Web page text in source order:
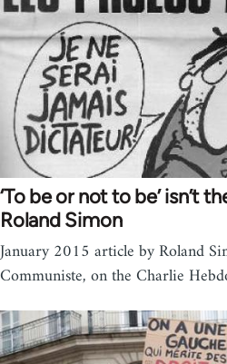
‘To be or not to be’ isn’t
Roland Simon
January 2015 article by Roland
Communiste, on the Charlie